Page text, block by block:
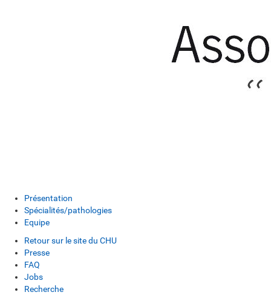
Présentation
Spécialités/pathologies
Equipe
Retour sur le site du CHU
Presse
FAQ
Jobs
Recherche